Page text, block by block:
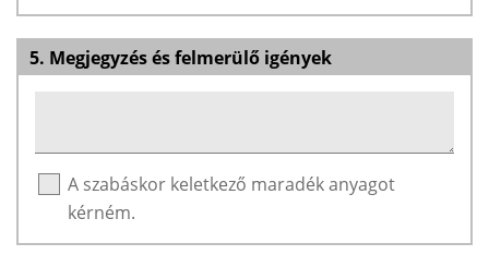
5. Megjegyzés és felmerülő igények
A szabáskor keletkező maradék anyagot
kérném.